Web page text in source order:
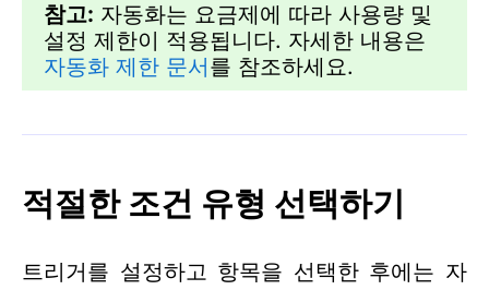
참고: 자동화는 요금제에 따라 사용량 및
설정 제한이 적용됩니다. 자세한 내용은
자동화 제한 문서를 참조하세요.
적절한 조건 유형 선택하기
트리거를 설정하고 항목을 선택한 후에는 자